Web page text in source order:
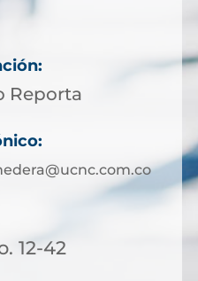
Reporta
12-42